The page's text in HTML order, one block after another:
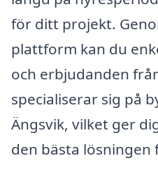
för ditt projekt.
plattform kan du
och erbjudanden
specialiserar sig på
Ängsvik, vilket ger
den bästa lösningen